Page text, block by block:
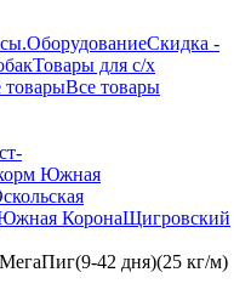
ОборудованиеСкидка -
Товары для с/х
Все товары
Южная
КоронаЩигровский
42 дня)(25 кг/м)